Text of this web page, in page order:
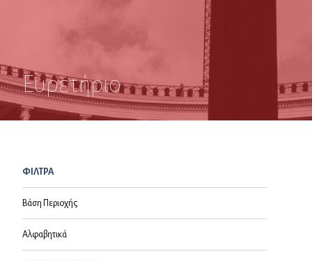
Ευρετήριο
ΦΙΛΤΡΑ
Βάση Περιοχής
Αλφαβητικά